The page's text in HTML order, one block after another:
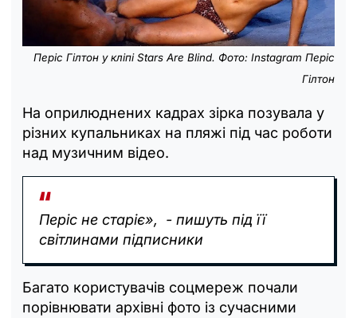
Періс Гілтон у кліпі Stars Are Blind. Фото: Instagram Періс
Гілтон
На оприлюднених кадрах зірка позувала у
різних купальниках на пляжі під час роботи
над музичним відео.
Періс не старіє», - пишуть під її
світлинами підписники
Багато користувачів соцмереж почали
порівнювати архівні фото із сучасними